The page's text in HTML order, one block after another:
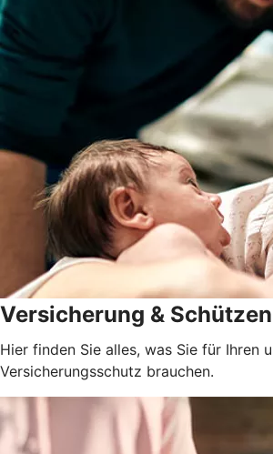
Versicherung & Schützen
Hier finden Sie alles, was Sie für Ihren
Versicherungsschutz brauchen.